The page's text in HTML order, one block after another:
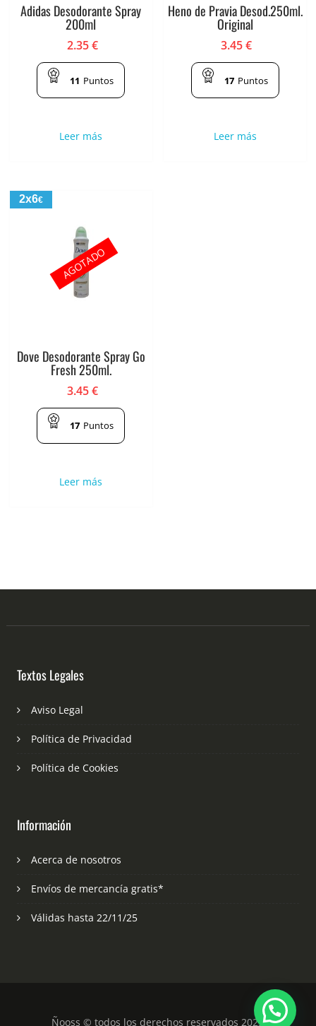
Adidas Desodorante Spray
200ml
2.35€
11 Puntos
Leer más
Heno de Pravia Desod.250ml.
Original
3.45€
17 Puntos
Leer más
2x6€
Dove Desodorante Spray Go
Fresh 250ml.
3.45€
17 Puntos
Leer más
AGOTADO
Textos Legales
Aviso Legal
Política de Privacidad
Política de Cookies
Información
Acerca de nosotros
Envíos de mercancía gratis*
Válidas hasta 22/11/25
Ñooss © todos los derechos reservados 2023